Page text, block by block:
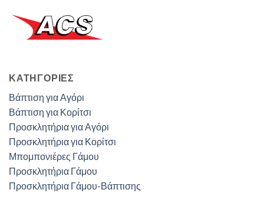
ΚΑΤΗΓΟΡΊΕΣ
Βάπτιση για Αγόρι
Βάπτιση για Κορίτσι
Προσκλητήρια για Αγόρι
Προσκλητήρια για Κορίτσι
Μπομπονιέρες Γάμου
Προσκλητήρια Γάμου
Προσκλητήρια Γάμου-Βάπτισης